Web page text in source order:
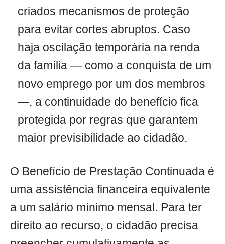
criados mecanismos de proteção
para evitar cortes abruptos. Caso
haja oscilação temporária na renda
da família — como a conquista de um
novo emprego por um dos membros
—, a continuidade do benefício fica
protegida por regras que garantem
maior previsibilidade ao cidadão.
O Benefício de Prestação Continuada é
uma assistência financeira equivalente
a um salário mínimo mensal. Para ter
direito ao recurso, o cidadão precisa